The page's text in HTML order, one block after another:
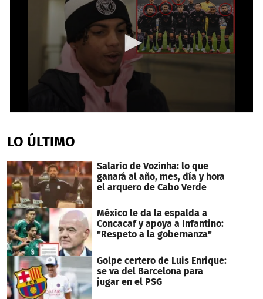
of
2
51
seconds
LO ÚLTIMO
Salario de Vozinha: lo que
ganará al año, mes, día y hora
el arquero de Cabo Verde
México le da la espalda a
Concacaf y apoya a Infantino:
"Respeto a la gobernanza"
Golpe certero de Luis Enrique:
se va del Barcelona para
jugar en el PSG